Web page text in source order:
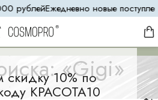
10% по
КРАСОТА10
рублейЕжедневно новые поступления
«Gigi»